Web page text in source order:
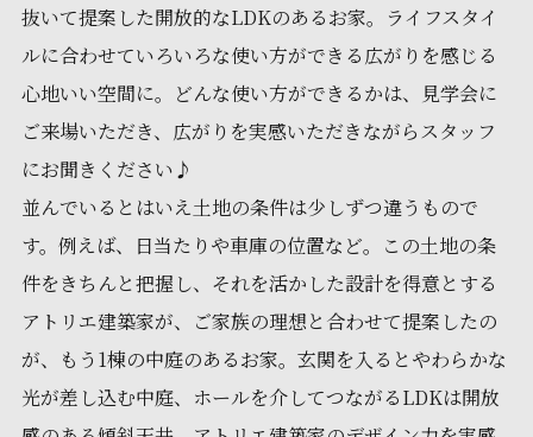
抜いて提案した開放的なLDKのあるお家。ライフスタイ
ルに合わせていろいろな使い方ができる広がりを感じる
心地いい空間に。どんな使い方ができるかは、見学会に
ご来場いただき、広がりを実感いただきながらスタッフ
にお聞きください♪
並んでいるとはいえ土地の条件は少しずつ違うもので
す。例えば、日当たりや車庫の位置など。この土地の条
件をきちんと把握し、それを活かした設計を得意とする
アトリエ建築家が、ご家族の理想と合わせて提案したの
が、もう1棟の中庭のあるお家。玄関を入るとやわらかな
光が差し込む中庭、ホールを介してつながるLDKは開放